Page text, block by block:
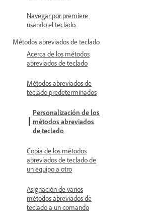
Navegar por premiere
usando el teclado
Métodos abreviados de teclado
Acerca de los métodos
abreviados de teclado
Métodos abreviados de
teclado predeterminados
Personalización de los
métodos abreviados
de teclado
Copia de los métodos
abreviados de teclado de
un equipo a otro
Asignación de varios
métodos abreviados de
teclado a un comando